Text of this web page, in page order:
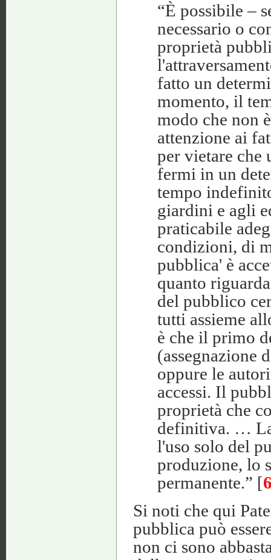
“È possibile –
necessario o
proprietà
fatto un
momento, il
modo che non
attenzione ai
per vietare che
fermi in un
tempo
giardini e agli
praticabile
condizioni, di
pubblica' è
quanto
del pubblico
tutti assieme
è che il primo
(assegnazione
oppure le
accessi. Il
proprietà che
definitiva. …
l'uso solo del
produzione, lo
permanente.” [
Si noti che qui
pubblica può
non ci sono